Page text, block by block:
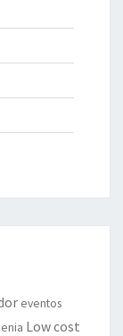
eventos
Low cost